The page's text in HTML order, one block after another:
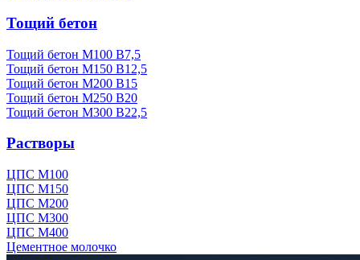
Тощий бетон
Тощий бетон М100 В7,5
Тощий бетон М150 В12,5
Тощий бетон М200 В15
Тощий бетон М250 В20
Тощий бетон М300 В22,5
Растворы
ЦПС М100
ЦПС М150
ЦПС М200
ЦПС М300
ЦПС М400
Цементное молочко